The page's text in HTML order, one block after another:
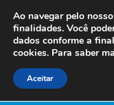
Ao navegar pelo
finalidades. Você
dados conforme a
cookies. Para saber
Aceitar